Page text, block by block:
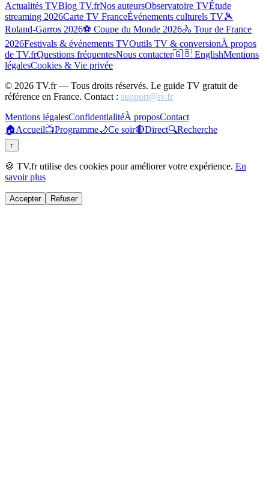
Actualités TVBlog TV.frNos auteursObservatoire TVÉtude
streaming 2026Carte TV FranceÉvénements culturels TV🎾
Roland-Garros 2026⚽ Coupe du Monde 2026🚴 Tour de France
2026Festivals & événements TVOutils TV & conversionÀ propos
de TV.frQuestions fréquentesNous contacter🇬🇧 EnglishMentions
légalesCookies & Vie privée
© 2026 TV.fr — Tous droits réservés. Le guide TV gratuit de
référence en France. Contact : support@tv.fr
Mentions légalesConfidentialitéÀ proposContact
🏠Accueil📺Programme🌙Ce soir🔴Direct🔍Recherche
↑
🍪 TV.fr utilise des cookies pour améliorer votre expérience. En
savoir plus
Accepter Refuser